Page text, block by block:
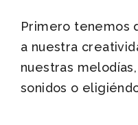
Primero tenemos
a nuestra
nuestras
sonidos o